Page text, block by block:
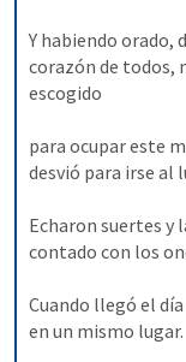
Y habiendo orado,
corazón de todos,
escogido
para ocupar este
desvió para irse al
Echaron suertes y
contado con los
Cuando llegó el
en un mismo lugar.